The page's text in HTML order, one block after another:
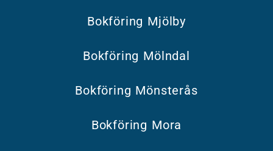
Bokföring Mjölby
Bokföring Mölndal
Bokföring Mönsterås
Bokföring Mora